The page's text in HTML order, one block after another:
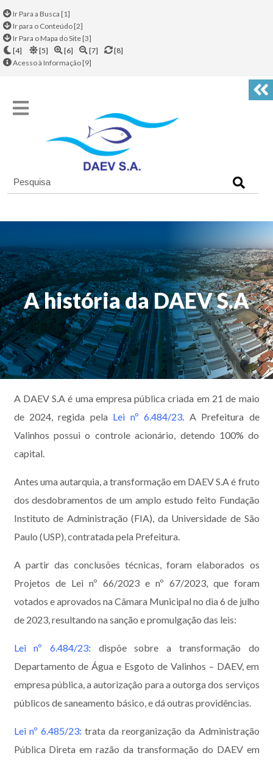
Ir Para a Busca [1]
Ir para o Conteúdo [2]
Ir Para o Mapa do Site [3]
[4]
[5] [6] [7]
[8]
Acesso à Informação [9]
A história da DAEV S.A
A DAEV S.A é uma empresa pública criada em 21 de maio
de 2024, regida pela Lei nº 6.484/23. A Prefeitura de
Valinhos possui o controle acionário, detendo 100% do
capital.
Antes uma autarquia, a transformação em DAEV S.A é fruto
dos desdobramentos de um amplo estudo feito Fundação
Instituto de Administração (FIA), da Universidade de São
Paulo (USP), contratada pela Prefeitura.
A partir das conclusões técnicas, foram elaborados os
Projetos de Lei nº 66/2023 e nº 67/2023, que foram
votados e aprovados na Câmara Municipal no dia 6 de julho
de 2023, resultando na sanção e promulgação das leis:
Lei nº 6.484/23: dispõe sobre a transformação do
Departamento de Água e Esgoto de Valinhos – DAEV, em
empresa pública, a autorização para a outorga dos serviços
públicos de saneamento básico, e dá outras providências.
Lei nº 6.485/23: trata da reorganização da Administração
Pública Direta em razão da transformação do DAEV em